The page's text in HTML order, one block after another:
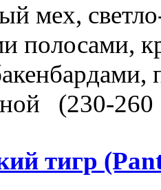
мех,
полосами,
(230-
тигр